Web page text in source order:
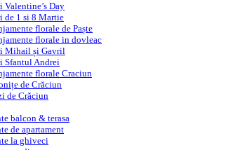
Valentine’s Day
de 1 si 8 Martie
florale de Paște
florale in dovleac
Mihail și Gavril
Sfantul Andrei
florale Craciun
de Crăciun
de Crăciun
balcon & terasa
de apartament
la ghiveci